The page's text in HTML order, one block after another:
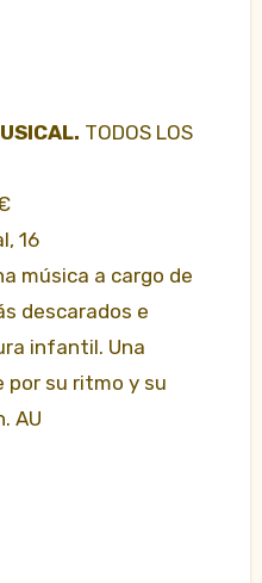
TODOS LOS
16
música a cargo de
descarados e
infantil. Una
por su ritmo y su
AU